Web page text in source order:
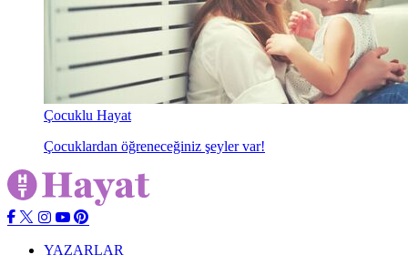
Çocuklu Hayat
Çocuklardan öğreneceğiniz şeyler var!
YAZARLAR